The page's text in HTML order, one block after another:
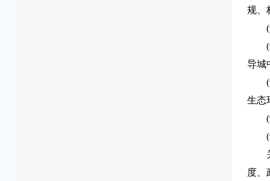
规、
导城
生态
度、